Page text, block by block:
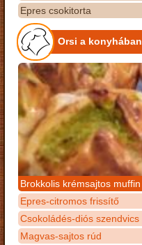
Epres csokitorta
Orsi a konyhában
Brokkolis krémsajtos muffin
Epres-citromos frissítő
Csokoládés-diós szendvics
Magvas-sajtos rúd